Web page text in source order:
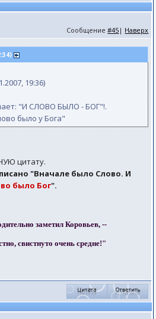
Сообщение#45 | Наверх
19:36)
"И СЛОВО БЫЛО - БОГ"!.
было у Бога"
цитату.
"Вначале было Слово. И
было Бог".
заметил Коровьев, --
свистнуто очень средне!"